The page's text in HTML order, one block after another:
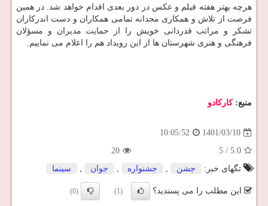
هرچه بهتر هفته فیلم و عکس در دور بعدی اقدام خواهد شد. در همین
فرصت از تلاش و همکاری مجدانه تمامی همکاران و دست اندرکاران
تشکر و مراتب قدردانی خویش را از حمایت مدیران و مسؤلان
فرهنگی و هنری شهرستان ها از این رویداد هم را اعلام می نماییم.
منبع:كاركادو
1401/03/10
10:05:52
5.0
/
5
20
تگهای خبر:
جشن , جشنواره , جوان , سینما
این مطلب را می پسندید؟ (1)
(0)